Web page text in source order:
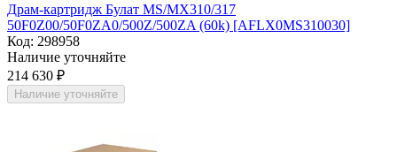
Драм-картридж Булат MS/MX310/317
50F0Z00/50F0ZA0/500Z/500ZA (60k) [AFLX0MS310030]
Код: 298958
Наличие уточняйте
214 630 ₽
Наличие уточняйте